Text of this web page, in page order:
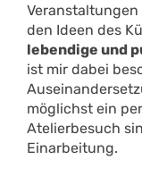
den Ideen des
lebendige und
ist mir dabei
möglichst ein
Atelierbesuch
Einarbeitung.